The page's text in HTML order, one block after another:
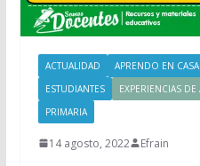
ACTUALIDAD APRENDO EN CASA
ESTUDIANTES
EXPERIENCIAS DE
PRIMARIA
14 agosto, 2022 Efrain